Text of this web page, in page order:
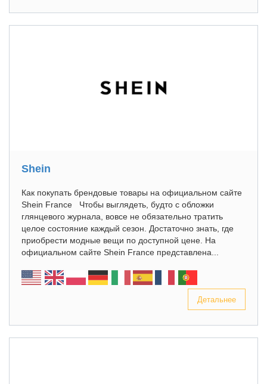
Shein
Как покупать брендовые товары на официальном сайте
Shein France Чтобы выглядеть, будто с обложки
глянцевого журнала, вовсе не обязательно тратить
целое состояние каждый сезон. Достаточно знать, где
приобрести модные вещи по доступной цене. На
официальном сайте Shein France представлена...
Детальнее